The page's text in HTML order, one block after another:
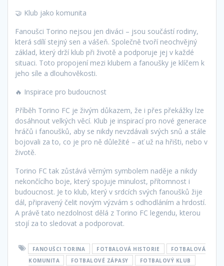
🤝 Klub jako komunita
Fanoušci Torino nejsou jen diváci – jsou součástí rodiny,
která sdílí stejný sen a vášeň. Společně tvoří neochvějný
základ, který drží klub při životě a podporuje jej v každé
situaci. Toto propojení mezi klubem a fanoušky je klíčem k
jeho síle a dlouhověkosti.
🔥 Inspirace pro budoucnost
Příběh Torino FC je živým důkazem, že i přes překážky lze
dosáhnout velkých věcí. Klub je inspirací pro nové generace
hráčů i fanoušků, aby se nikdy nevzdávali svých snů a stále
bojovali za to, co je pro ně důležité – ať už na hřišti, nebo v
životě.
Torino FC tak zůstává věrným symbolem naděje a nikdy
nekončícího boje, který spojuje minulost, přítomnost i
budoucnost. Je to klub, který v srdcích svých fanoušků žije
dál, připravený čelit novým výzvám s odhodláním a hrdostí.
A právě tato nezdolnost dělá z Torino FC legendu, kterou
stojí za to sledovat a podporovat.
FANOUŠCI TORINA FOTBALOVÁ HISTORIE
FOTBALOVÁ
KOMUNITA
FOTBALOVÉ ZÁPASY
FOTBALOVÝ KLUB